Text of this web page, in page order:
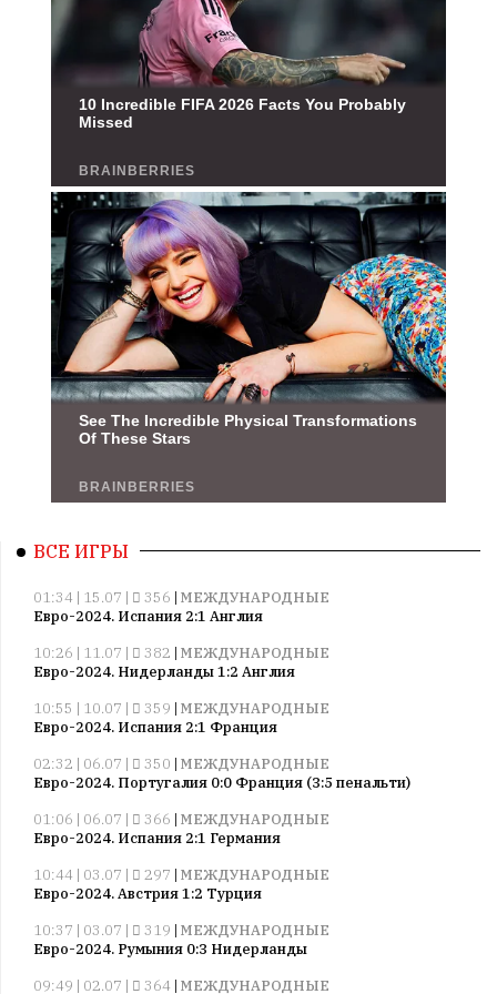
ВСЕ ИГРЫ
01:34 | 15.07 | 356 | МЕЖДУНАРОДНЫЕ
Евро-2024. Испания 2:1 Англия
10:26 | 11.07 |
382 | МЕЖДУНАРОДНЫЕ
Евро-2024. Нидерланды 1:2 Англия
10:55 | 10.07 |
359 | МЕЖДУНАРОДНЫЕ
Евро-2024. Испания 2:1 Франция
02:32 | 06.07 |
350 | МЕЖДУНАРОДНЫЕ
Евро-2024. Португалия 0:0 Франция (3:5 пенальти)
01:06 | 06.07 |
366 | МЕЖДУНАРОДНЫЕ
Евро-2024. Испания 2:1 Германия
10:44 | 03.07 |
297 | МЕЖДУНАРОДНЫЕ
Евро-2024. Австрия 1:2 Турция
10:37 | 03.07 |
319 | МЕЖДУНАРОДНЫЕ
Евро-2024. Румыния 0:3 Нидерланды
09:49 | 02.07 |
364 | МЕЖДУНАРОДНЫЕ